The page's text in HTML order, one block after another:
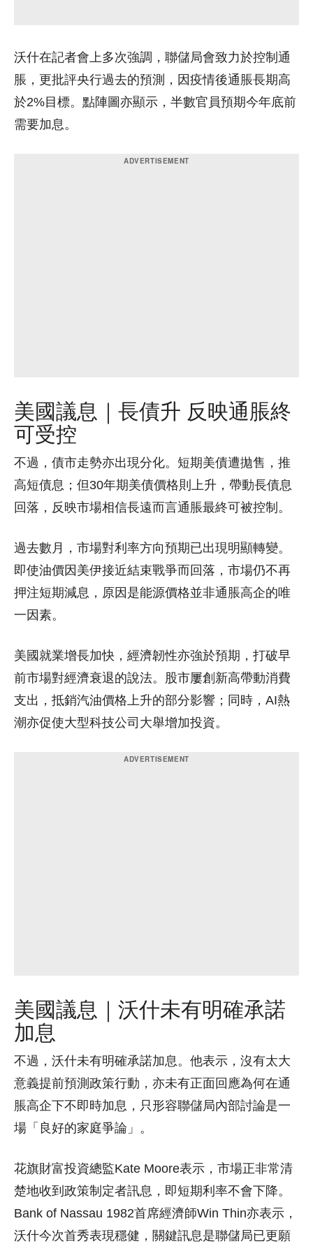
沃什在記者會上多次強調，聯儲局會致力於控制通
脹，更批評央行過去的預測，因疫情後通脹長期高
於2%目標。點陣圖亦顯示，半數官員預期今年底前
需要加息。
美國議息｜長債升 反映通脹終
可受控
不過，債市走勢亦出現分化。短期美債遭拋售，推
高短債息；但30年期美債價格則上升，帶動長債息
回落，反映市場相信長遠而言通脹最終可被控制。
過去數月，市場對利率方向預期已出現明顯轉變。
即使油價因美伊接近結束戰爭而回落，市場仍不再
押注短期減息，原因是能源價格並非通脹高企的唯
一因素。
美國就業增長加快，經濟韌性亦強於預期，打破早
前市場對經濟衰退的說法。股市屢創新高帶動消費
支出，抵銷汽油價格上升的部分影響；同時，AI熱
潮亦促使大型科技公司大舉增加投資。
美國議息｜沃什未有明確承諾
加息
不過，沃什未有明確承諾加息。他表示，沒有太大
意義提前預測政策行動，亦未有正面回應為何在通
脹高企下不即時加息，只形容聯儲局內部討論是一
場「良好的家庭爭論」。
花旗財富投資總監Kate Moore表示，市場正非常清
楚地收到政策制定者訊息，即短期利率不會下降。
Bank of Nassau 1982首席經濟師Win Thin亦表示，
沃什今次首秀表現穩健，關鍵訊息是聯儲局已更願